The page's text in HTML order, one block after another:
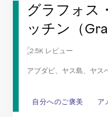
グラフォス
ッチン（
Kitchen）
2.5K レビュー
アブダビ、ヤス島、ヤス
自分へのご褒美 ア
自分へのご褒美 ア